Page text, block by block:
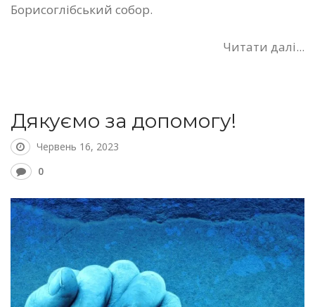
Борисоглібський собор.
Читати далі...
Дякуємо за допомогу!
Червень 16, 2023
0